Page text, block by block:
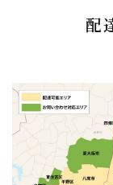
ン
配